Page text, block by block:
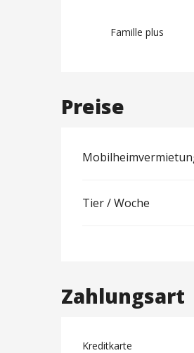
Famille plus
Preise
Tier / Woche
Zahlungsart
Kreditkarte